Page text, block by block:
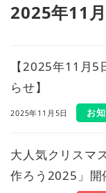
2025年11月
【2025年11月
らせ】
2025年11月5日 お
大人気クリスマ
作ろう2025」開